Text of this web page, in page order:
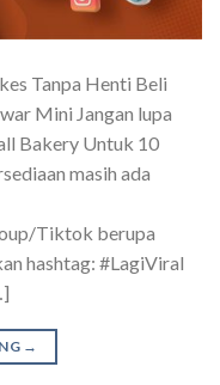
Tanpa Henti Beli
Mini Jangan lupa
Bakery Untuk 10
masih ada
Tiktok berupa
hashtag: #LagiViral
→